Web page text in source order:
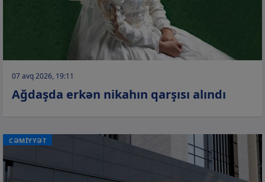
07 avq 2026, 19:11
Ağdaşda erkən nikahın qarşısı alındı
CƏMİYYƏT